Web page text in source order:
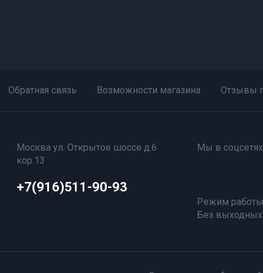
Обратная связь Возможности магазина Отзывы
Москва ул. Открытое шоссе д.6
кор.13
+7(916)511-90-93
Мы в
Режим
Без выходных